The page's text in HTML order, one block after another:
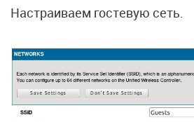
Настраиваем гостевую сеть.